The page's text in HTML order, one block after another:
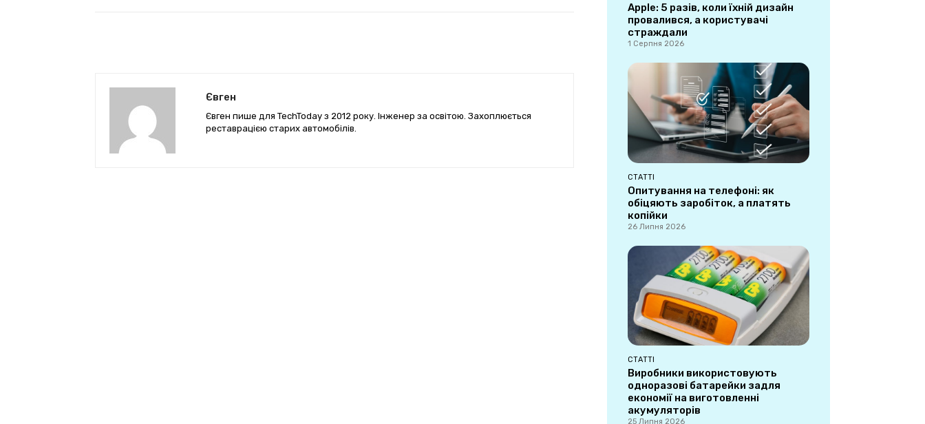
Євген
Євген пише для TechToday з 2012 року. Інженер за освітою. Захоплюється
реставрацією старих автомобілів.
Apple: 5 разів, коли їхній дизайн
провалився, а користувачі
страждали
1 Серпня 2026
СТАТТІ
Опитування на телефоні: як
обіцяють заробіток, а платять
копійки
26 Липня 2026
СТАТТІ
Виробники використовують
одноразові батарейки задля
економії на виготовленні
акумуляторів
25 Липня 2026